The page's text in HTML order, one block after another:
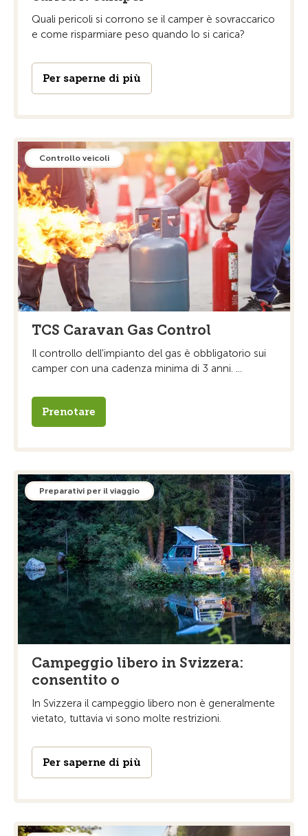
Quali pericoli si corrono se il camper è sovraccarico
e come risparmiare peso quando lo si carica?
Per saperne di più
Controllo veicoli
TCS Caravan Gas Control
Il controllo dell'impianto del gas è obbligatorio sui
camper con una cadenza minima di 3 anni. ...
Prenotare
Preparativi per il viaggio
Campeggio libero in Svizzera:
consentito o
In Svizzera il campeggio libero non è generalmente
vietato, tuttavia vi sono molte restrizioni.
Per saperne di più